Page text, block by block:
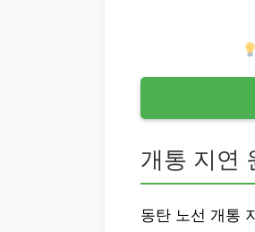
개통 지연
동탄 노선 개통